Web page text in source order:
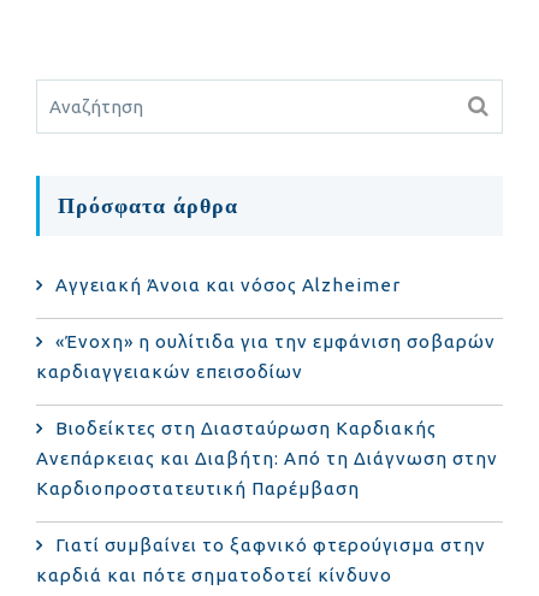
Πρόσφατα άρθρα
Αγγειακή Άνοια και νόσος Alzheimer
«Ένοχη» η ουλίτιδα για την εμφάνιση σοβαρών
καρδιαγγειακών επεισοδίων
Βιοδείκτες στη Διασταύρωση Καρδιακής
Ανεπάρκειας και Διαβήτη: Από τη Διάγνωση στην
Καρδιοπροστατευτική Παρέμβαση
Γιατί συμβαίνει το ξαφνικό φτερούγισμα στην
καρδιά και πότε σηματοδοτεί κίνδυνο